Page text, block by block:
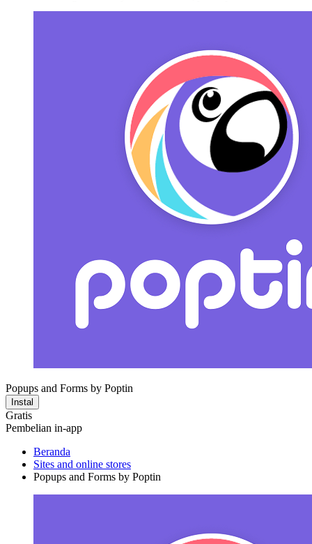
Popups and Forms by Poptin
Instal
Gratis
Pembelian in-app
Beranda
Sites and online stores
Popups and Forms by Poptin